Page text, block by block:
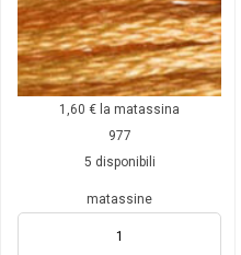
1,60€ la matassina
977
5 disponibili
matassine